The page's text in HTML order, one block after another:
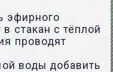
эфирного
стакан с тёплой
проводят
воды добавить